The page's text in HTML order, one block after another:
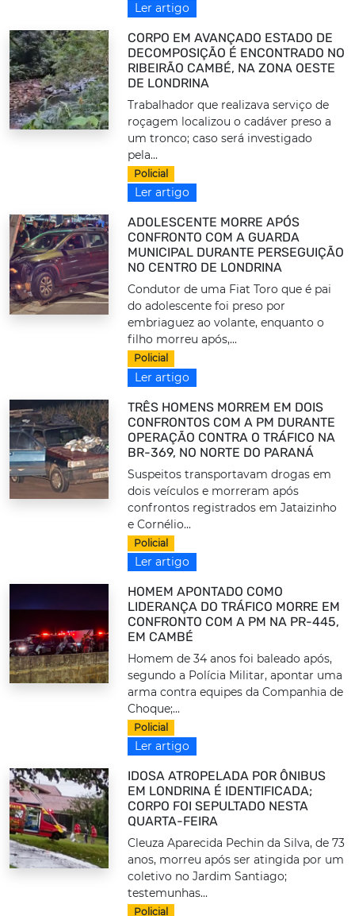
Ler artigo
CORPO EM AVANÇADO ESTADO DE
DECOMPOSIÇÃO É ENCONTRADO NO
RIBEIRÃO CAMBÉ, NA ZONA OESTE
DE LONDRINA
Trabalhador que realizava serviço de
roçagem localizou o cadáver preso a
um tronco; caso será investigado
pela...
Policial
Ler artigo
ADOLESCENTE MORRE APÓS
CONFRONTO COM A GUARDA
MUNICIPAL DURANTE PERSEGUIÇÃO
NO CENTRO DE LONDRINA
Condutor de uma Fiat Toro que é pai
do adolescente foi preso por
embriaguez ao volante, enquanto o
filho morreu após,...
Policial
Ler artigo
TRÊS HOMENS MORREM EM DOIS
CONFRONTOS COM A PM DURANTE
OPERAÇÃO CONTRA O TRÁFICO NA
BR-369, NO NORTE DO PARANÁ
Suspeitos transportavam drogas em
dois veículos e morreram após
confrontos registrados em Jataizinho
e Cornélio...
Policial
Ler artigo
HOMEM APONTADO COMO
LIDERANÇA DO TRÁFICO MORRE EM
CONFRONTO COM A PM NA PR-445,
EM CAMBÉ
Homem de 34 anos foi baleado após,
segundo a Polícia Militar, apontar uma
arma contra equipes da Companhia de
Choque;...
Policial
Ler artigo
IDOSA ATROPELADA POR ÔNIBUS
EM LONDRINA É IDENTIFICADA;
CORPO FOI SEPULTADO NESTA
QUARTA-FEIRA
Cleuza Aparecida Pechin da Silva, de 73
anos, morreu após ser atingida por um
coletivo no Jardim Santiago;
testemunhas...
Policial